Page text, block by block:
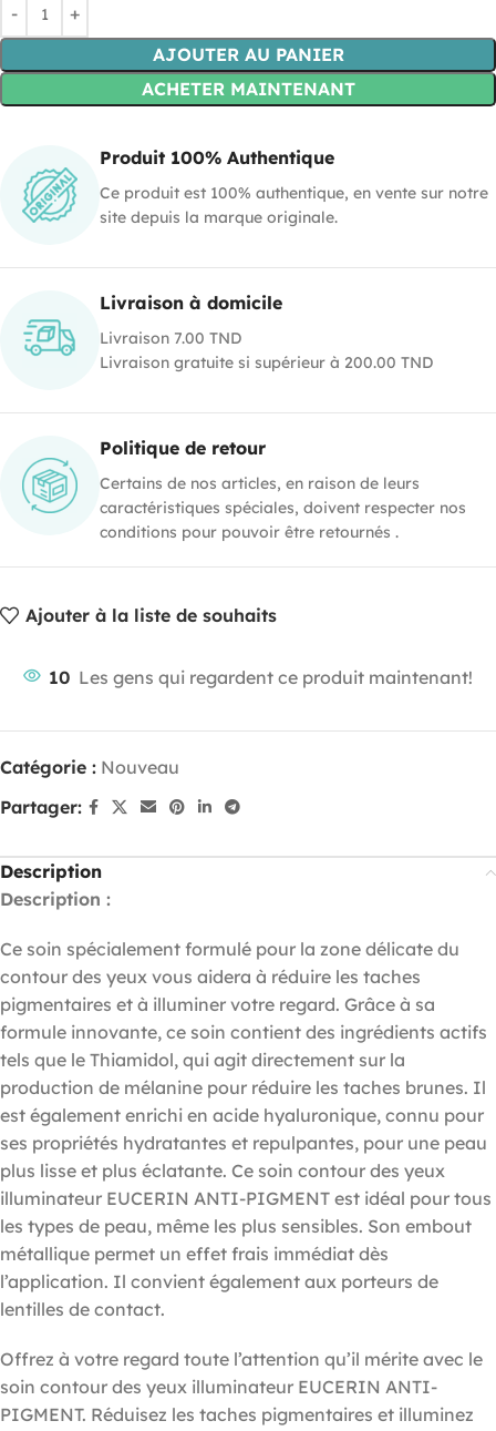
AJOUTER AU PANIER
ACHETER MAINTENANT
Produit 100% Authentique
Ce produit est 100% authentique, en vente sur notre
site depuis la marque originale.
Livraison à domicile
Livraison 7.00 TND
Livraison gratuite si supérieur à 200.00 TND
Politique de retour
Certains de nos articles, en raison de leurs
caractéristiques spéciales, doivent respecter nos
conditions pour pouvoir être retournés .
Ajouter à la liste de souhaits
10 Les gens qui regardent ce produit maintenant!
Catégorie : Nouveau
Partager:
Description
Description :
Ce soin spécialement formulé pour la zone délicate du
contour des yeux vous aidera à réduire les taches
pigmentaires et à illuminer votre regard. Grâce à sa
formule innovante, ce soin contient des ingrédients actifs
tels que le Thiamidol, qui agit directement sur la
production de mélanine pour réduire les taches brunes. Il
est également enrichi en acide hyaluronique, connu pour
ses propriétés hydratantes et repulpantes, pour une peau
plus lisse et plus éclatante. Ce soin contour des yeux
illuminateur EUCERIN ANTI-PIGMENT est idéal pour tous
les types de peau, même les plus sensibles. Son embout
métallique permet un effet frais immédiat dès
l’application. Il convient également aux porteurs de
lentilles de contact.
Offrez à votre regard toute l’attention qu’il mérite avec le
soin contour des yeux illuminateur EUCERIN ANTI-
PIGMENT. Réduisez les taches pigmentaires et illuminez